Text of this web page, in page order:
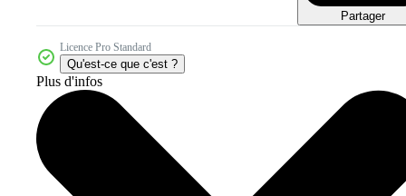
Partager
Licence Pro Standard
Qu'est-ce que c'est ?
Plus d'infos